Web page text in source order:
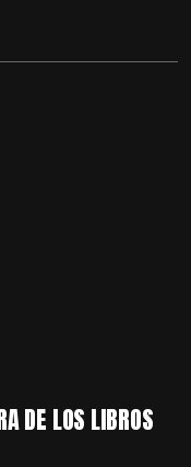
DE LOS LIBROS